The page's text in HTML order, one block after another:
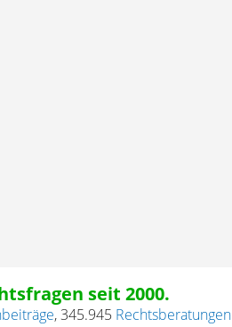
seit 2000.
,345.945 Rechtsberatungen